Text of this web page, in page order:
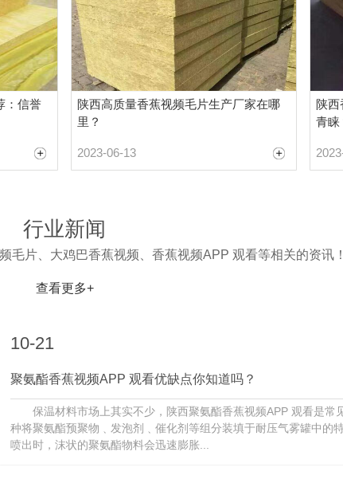
：信誉
陕西高质量香蕉视频毛片生产厂家在哪
里？
2023-06-13
陕西
青睐
行业新闻
毛片、大鸡巴香蕉视频、香蕉视频APP 观看等相关的资讯！
查看更多+
10-21
聚氨酯香蕉视频APP 观看优缺点你知道吗？
保温材料市场上其实不少，陕西聚氨酯香蕉视频APP 观看是常
种将聚氨酯预聚物﹑发泡剂﹑催化剂等组分装填于耐压气雾罐中的
喷出时，沫状的聚氨酯物料会迅速膨胀...